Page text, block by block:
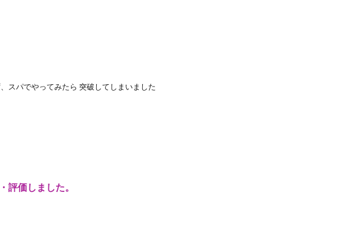
スパでやってみたら 突破してしまいました
評価しました。